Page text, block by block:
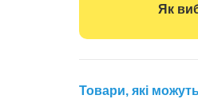
Як
Товари, які